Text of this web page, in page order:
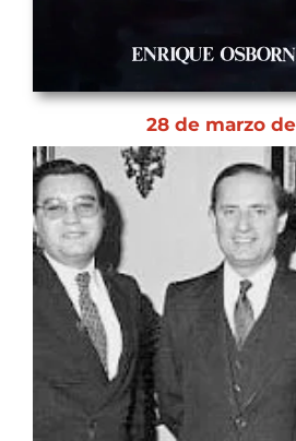
28 de marzo de